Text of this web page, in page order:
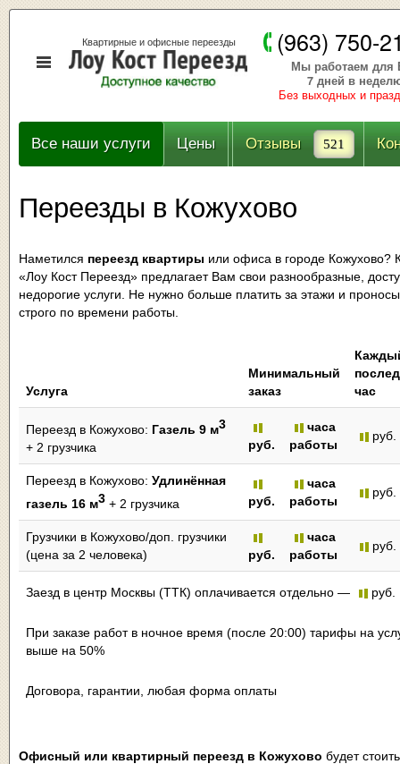
Квартирные и офисные переезды (963) 750-
Мы работаем для
7 дней в
Без выходных и
Все наши услуги Цены Отзывы 521
Переезды в Кожухово
Наметился переезд квартиры или офиса в городе Кожухово?
«Лоу Кост Переезд» предлагает Вам свои разнообразные,
недорогие услуги. Не нужно больше платить за этажи и
строго по времени работы.
Услуга
Минимальный
заказ
час
Переезд в Кожухово: Газель 9 м3
+ 2 грузчика
руб.
часа
работы
руб.
Переезд в Кожухово: Удлинённая
газель 16 м3 + 2 грузчика руб.
часа
работы
руб.
Грузчики в Кожухово/доп. грузчики
(цена за 2 человека)
руб.
часа
работы
руб.
Заезд в центр Москвы (ТТК) оплачивается отдельно — руб.
При заказе работ в ночное время (после 20:00) тарифы на
выше на 50%
Договора, гарантии, любая форма оплаты
Офисный или квартирный переезд в Кожухово будет